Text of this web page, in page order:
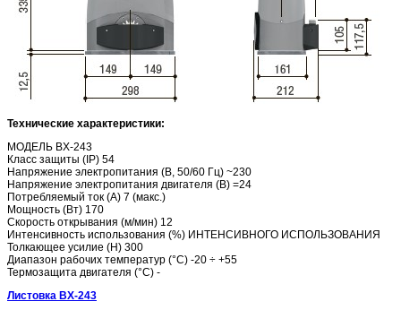
Технические характеристики:
МОДЕЛЬ BX-243
Класс защиты (IP) 54
Напряжение электропитания (В, 50/60 Гц) ~230
Напряжение электропитания двигателя (В) =24
Потребляемый ток (А) 7 (макс.)
Мощность (Вт) 170
Скорость открывания (м/мин) 12
Интенсивность использования (%) ИНТЕНСИВНОГО ИСПОЛЬЗОВАНИЯ
Толкающее усилие (Н) 300
Диапазон рабочих температур (°C) -20 ÷ +55
Термозащита двигателя (°C) -
Листовка BX-243